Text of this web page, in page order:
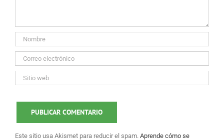
Este sitio usa Akismet para reducir el spam. Aprende cómo se